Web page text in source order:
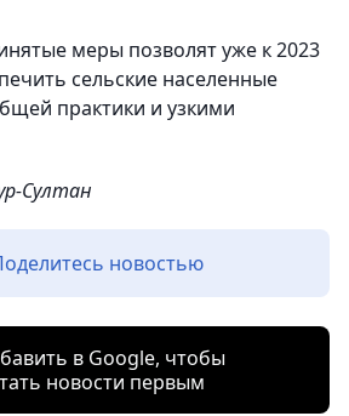
меры позволят уже к 2023
сельские населенные
практики и узкими
Султан
новостью
в Google, чтобы
новости первым